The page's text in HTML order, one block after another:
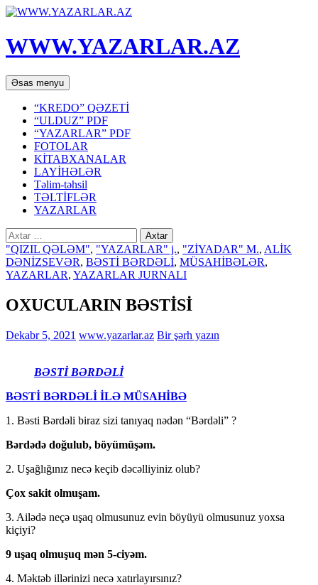
WWW.YAZARLAR.AZ
Axtar
Əsas menyu Mühtəviyyata
keç
“KREDO” QƏZETİ
“ULDUZ” PDF
“YAZARLAR” PDF
FOTOLAR
KİTABXANALAR
LAYİHƏLƏR
Təlim-təhsil
TƏLTİFLƏR
YAZARLAR
Axtarış:
"QIZIL QƏLƏM", "YAZARLAR" j., "ZİYADAR" M., ALİK
DƏNİZSEVƏR, BƏSTİ BƏRDƏLİ, MÜSAHİBƏLƏR,
YAZARLAR, YAZARLAR JURNALI
OXUCULARIN BƏSTİSİ
Dekabr 5, 2021 www.yazarlar.az Bir şərh yazın
BƏSTİ BƏRDƏLİ
BƏSTİ BƏRDƏLİ İLƏ MÜSAHİBƏ
1. Bəsti Bərdəli biraz sizi tanıyaq nədən “Bərdəli” ?
Bərdədə doğulub, böyümüşəm.
2. Uşağlığınız necə keçib dəcəlliyiniz olub?
Çox sakit olmuşam.
3. Ailədə neçə uşaq olmusunuz evin böyüyü olmusunuz yoxsa
kiçiyi?
9 uşaq olmuşuq mən 5-ciyəm.
4. Məktəb illərinizi necə xatırlayırsınız?